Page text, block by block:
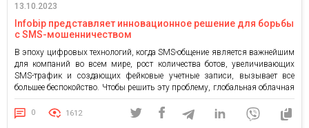
13.10.2023
Infobip представляет инновационное решение для борьбы
с SMS-мошенничеством
В эпоху цифровых технологий, когда SMS-общение является важнейшим
для компаний во всем мире, рост количества ботов, увеличивающих
SMS-трафик и создающих фейковые учетные записи, вызывает все
большее беспокойство. Чтобы решить эту проблему, глобальная облачная
коммуникационная платформа Infobip разработала решение Signals,
предназначенное для борьбы с проблемами, вызванными SMS-скамом.
Signals использует машинное обучение (ML) для автоматического
0 1612